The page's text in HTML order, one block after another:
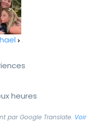
heures
par Google Translate. Voir